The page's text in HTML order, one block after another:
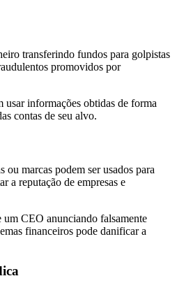
transferindo fundos para golpistas
promovidos por
usar informações obtidas de forma
contas de seu alvo.
ou marcas podem ser usados para
a reputação de empresas e
CEO anunciando falsamente
financeiros pode danificar a